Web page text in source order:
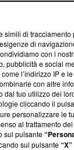
con l’Unione
e su come
afferma la
simili di tracciamento
di
con i nostri
pubblicità e social
l’indirizzo IP e
con altre
dal tuo utilizzo dei
cliccando il
personalizzare le
al trattamento
sul pulsante
sul pulsante“X”